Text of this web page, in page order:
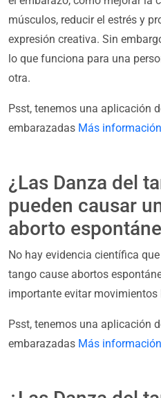
músculos, reducir el estrés y
expresión creativa. Sin
lo que funciona para una
otra.
Psst, tenemos una aplicación
embarazadas Más información
¿Las Danza del
pueden causar
aborto
No hay evidencia científica
tango cause abortos
importante evitar movimientos
Psst, tenemos una aplicación
embarazadas Más información